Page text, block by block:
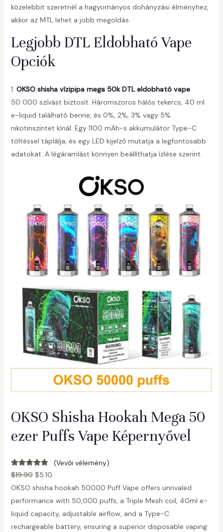
közelebbit szeretnél a hagyományos dohányzási élményhez,
akkor az MTL lehet a jobb megoldás.
Legjobb DTL Eldobható Vape
Opciók
1. OKSO shisha vízipipa mega 50k DTL eldobható vape
50 000 szívást biztosít. Háromszoros hálós tekercs, 40 ml
e-liquid található benne, és 0%, 2%, 3% vagy 5%
nikotinszintet kínál. Egy 1100 mAh-s akkumulátor Type-C
töltéssel táplálja, és egy LED kijelző mutatja a legfontosabb
adatokat. A légáramlást könnyen beállíthatja ízlése szerint.
OKSO Shisha Hookah Mega 50
ezer Puffs Vape Képernyővel
Értékelés:
5.00az 5-
1
vásárlói
értékelés
alapján
(Vevői vélemény)
$19.90 $5.10
OKSO shisha hookah 50000 Puff Vape offers unrivaled
performance with 50,000 puffs, a Triple Mesh coil, 40ml e-
liquid capacity, adjustable airflow, and a Type-C
rechargeable battery, ensuring a superior disposable vaping